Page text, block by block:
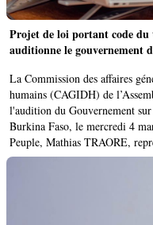
Projet de loi portant code
auditionne le gouvernement
La Commission des affaires
humains (CAGIDH) de
l'audition du Gouvernement
Burkina Faso, le mercredi 4
Peuple, Mathias TRAORE,